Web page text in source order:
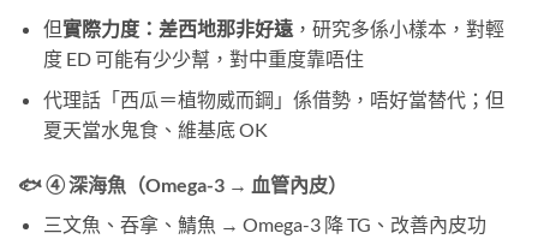
但實際力度：差西地那非好遠，研究多係小樣本，對輕
度 ED 可能有少少幫，對中重度靠唔住
代理話「西瓜＝植物威而鋼」係借勢，唔好當替代；但
夏天當水鬼食、維基底 OK
🐟 ④ 深海魚（Omega-3 → 血管內皮）
三文魚、吞拿、鯖魚 → Omega-3 降 TG、改善內皮功